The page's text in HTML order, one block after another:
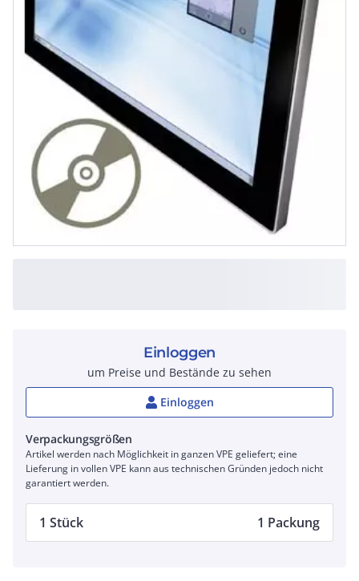
Einloggen
um Preise und Bestände zu sehen
Einloggen
Verpackungsgrößen
Artikel werden nach Möglichkeit in ganzen VPE geliefert; eine
Lieferung in vollen VPE kann aus technischen Gründen jedoch nicht
garantiert werden.
1 Stück 1 Packung